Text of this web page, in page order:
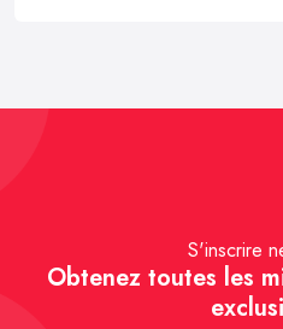
S'inscrire
Obtenez toutes les